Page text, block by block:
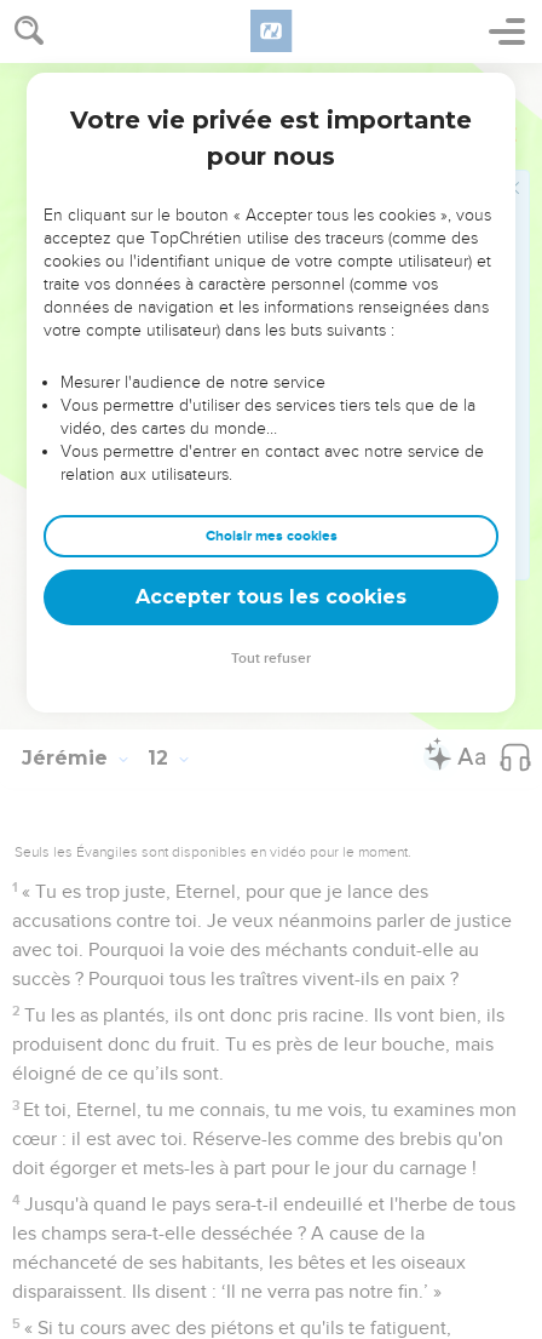
Jérémie 11
l'encens en l’honneur de Baal. »
Jérémie menacé par sa propre famille
L'Eternel me l’a fait savoir, et je l'ai su. « A ce moment-là,
tu m'as fait voir leurs agissements.
l’abattoir, j'ignorais les projets qu'ils avaient formés contre
moi : ‘Détruisons l'arbre avec son fruit ! Supprimons-le de la
terre des vivants et qu'on ne se souvienne plus de son nom !’
Mais l'Eternel, le maître de l’univers, est un juste juge qui
examine les reins et les cœurs. Je verrai ta vengeance
cause. »
« C'est pourquoi, voici ce que dit l’Eternel au sujet des
habitants d'Anathoth qui en veulent à ta vie et qui disent :
‘Ne prophétise pas au nom de l'Eternel, sinon tu mourras de
nos mains’,
voici ce que dit l’Eternel, le maître de l’univers : Je vais
intervenir contre eux. Les jeunes hommes mourront par
l'épée, leurs fils et leurs filles mourront par la famine.
Il n’y aura aucun survivant, car je ferai venir le malheur sur
Jérémie 12
Seuls les Évangiles sont disponibles en vidéo pour le moment.
1 « Tu es trop juste, Eternel, pour que je lance des
accusations contre toi. Je veux néanmoins parler de justice
avec toi. Pourquoi la voie des méchants conduit-elle au
succès ? Pourquoi tous les traîtres vivent-ils en paix ?
2 Tu les as plantés, ils ont donc pris racine. Ils vont bien, ils
produisent donc du fruit. Tu es près de leur bouche, mais
éloigné de ce qu’ils sont.
3 Et toi, Eternel, tu me connais, tu me vois, tu examines mon
cœur : il est avec toi. Réserve-les comme des brebis qu'on
doit égorger et mets-les à part pour le jour du carnage !
4 Jusqu'à quand le pays sera-t-il endeuillé et l'herbe de tous
les champs sera-t-elle desséchée ? A cause de la
méchanceté de ses habitants, les bêtes et les oiseaux
disparaissent. Ils disent : ‘Il ne verra pas notre fin.’ »
5 « Si tu cours avec des piétons et qu'ils te fatiguent,
Votre vie privée est importante
pour nous
En cliquant sur le bouton « Accepter tous les cookies », vous
acceptez que TopChrétien utilise des traceurs (comme des
cookies ou l'identifiant unique de votre compte utilisateur) et
traite vos données à caractère personnel (comme vos
données de navigation et les informations renseignées dans
votre compte utilisateur) dans les buts suivants :
Mesurer l'audience de notre service
Vous permettre d'utiliser des services tiers tels que de la
vidéo, des cartes du monde…
Vous permettre d'entrer en contact avec notre service de
relation aux utilisateurs.
Choisir mes cookies
Accepter tous les cookies
Tout refuser